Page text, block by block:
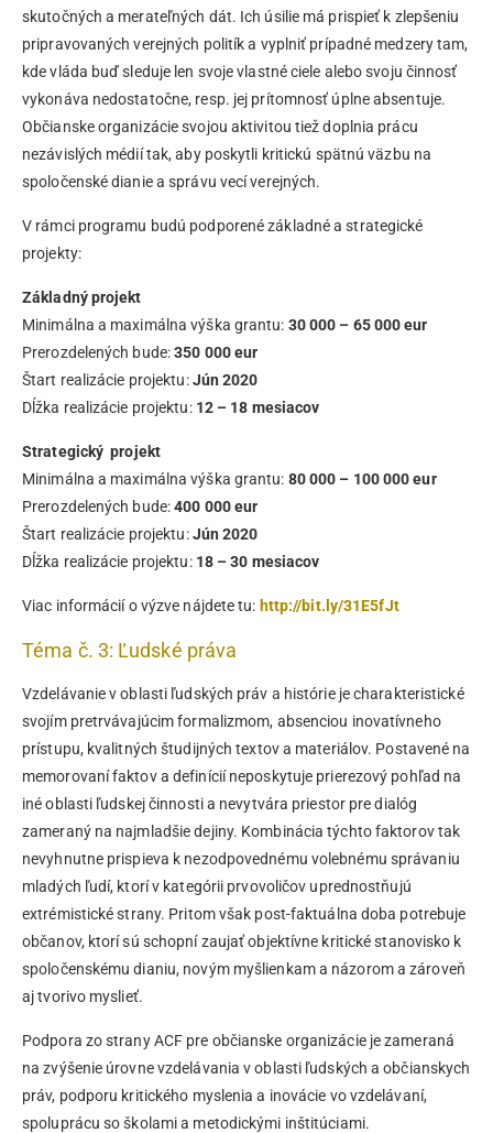
skutočných a merateľných dát. Ich úsilie má prispieť k zlepšeniu
pripravovaných verejných politík a vyplniť prípadné medzery tam,
kde vláda buď sleduje len svoje vlastné ciele alebo svoju činnosť
vykonáva nedostatočne, resp. jej prítomnosť úplne absentuje.
Občianske organizácie svojou aktivitou tiež doplnia prácu
nezávislých médií tak, aby poskytli kritickú spätnú väzbu na
spoločenské dianie a správu vecí verejných.
V rámci programu budú podporené základné a strategické
projekty:
Základný projekt
Minimálna a maximálna výška grantu: 30 000 – 65 000 eur
Prerozdelených bude:350 000 eur
Štart realizácie projektu:Jún 2020
Dĺžka realizácie projektu: 12 – 18 mesiacov
Strategický projekt
Minimálna a maximálna výška grantu: 80 000 – 100 000 eur
Prerozdelených bude:400 000 eur
Štart realizácie projektu:Jún 2020
Dĺžka realizácie projektu: 18 – 30 mesiacov
Viac informácií o výzve nájdete tu: http://bit.ly/31E5fJt
Téma č. 3: Ľudské práva
Vzdelávanie v oblasti ľudských práv a histórie je charakteristické
svojím pretrvávajúcim formalizmom, absenciou inovatívneho
prístupu, kvalitných študijných textov a materiálov. Postavené na
memorovaní faktov a definícií neposkytuje prierezový pohľad na
iné oblasti ľudskej činnosti a nevytvára priestor pre dialóg
zameraný na najmladšie dejiny. Kombinácia týchto faktorov tak
nevyhnutne prispieva k nezodpovednému volebnému správaniu
mladých ľudí, ktorí v kategórii prvovoličov uprednostňujú
extrémistické strany. Pritom však post-faktuálna doba potrebuje
občanov, ktorí sú schopní zaujať objektívne kritické stanovisko k
spoločenskému dianiu, novým myšlienkam a názorom a zároveň
aj tvorivo myslieť.
Podpora zo strany ACF pre občianske organizácie je zameraná
na zvýšenie úrovne vzdelávania v oblasti ľudských a občianskych
práv, podporu kritického myslenia a inovácie vo vzdelávaní,
spoluprácu so školami a metodickými inštitúciami.